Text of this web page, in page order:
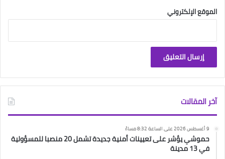
الموقع الإلكتروني
آخر المقالات
9 أغسطس 2026 على الساعة 8:32 مساءً
حموشي يؤشر على تعيينات أمنية جديدة تشمل 20 منصبا للمسؤولية
في 13 مدينة